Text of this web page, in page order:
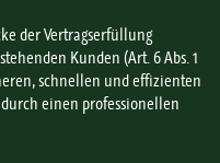
der Vertragserfüllung
Kunden (Art. 6 Abs. 1
schnellen und effizienten
einen professionellen